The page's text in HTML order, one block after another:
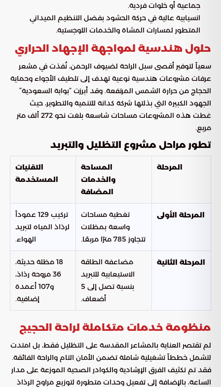
جماعية أو خلوات فردية.
انسيابية عالية في حركة الحشود بفضل التنظيم الميداني
المتطور لمسارات المشاة والخدمات اللوجستية.
حلول هندسية لمواجهة الإجهاد الحراري
سعياً لتوفير أقصى سبل الراحة لضيوف الرحمن، نُفذت في مشعر
عرفات مشروعات هندسية نوعية تهدف إلى تلطيف الأجواء وحماية
الحجاج من حرارة الشمس المرتفعة. وقد أبرزت “بوابة السعودية”
الجهود الكبيرة التي بذلتها شركة كدانة للتنمية والتطوير، حيث
غطت هذه المشروعات مساحات شاسعة بلغت نحو 272 ألف متر
مربع.
تطور مراحل مشروع التظليل والتبريد
المرحلة
المساحة
والخدمات
المضافة
التقنيات
المستخدمة
المرحلة الأولى
تغطية مساحات
واسعة بمظلات
تتجاوز 785 مترًا مربعًا.
تركيب 129 عموداً
لرذاذ المياه لتبريد
الهواء.
المرحلة الثانية
مضاعفة الطاقة
الاستيعابية للتبريد
بنسبة تصل إلى 5
أضعاف.
18 مظلة حديثة،
36 مروحة رذاذ،
و107 أعمدة
إضافية.
منظومة خدمات متكاملة لراحة الحجيج
لم تقتصر العناية بالمشاعر المقدسة على التظليل فقط، بل امتدت
لتشمل خططاً تشغيلية شاملة تضمن الأمان التام والراحة الفائقة.
فقد تم تكثيف الفرق الإرشادية والكوادر الصحية الموزعة على مدار
الساعة، بالإضافة إلى تفعيل وحدات متطورة لتوزيع مراوح الرذاذ